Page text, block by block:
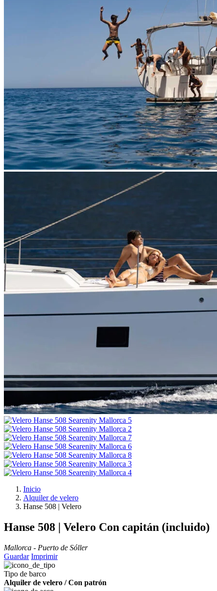
Inicio
Alquiler de velero
Hanse 508 | Velero
Hanse 508 | Velero Con capitán (incluido)
Mallorca - Puerto de Sóller
Guardar Imprimir
Tipo de barco
Alquiler de velero / Con patrón